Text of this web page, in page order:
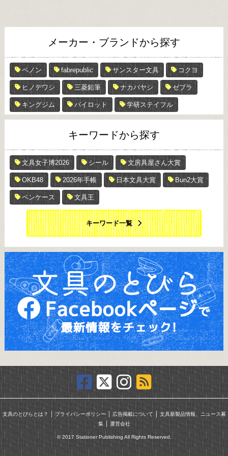
メーカー・ブランドから探す
ペノン fabrepublic サンスター文具 コクヨ
ヒノデワシ 三菱鉛筆 ナカバヤシ ゼブラ
キングジム パイロット 学研ステイフル
キーワードから探す
文具女子博2026 シール 文房具屋さん大賞
OKB48 2026年手帳 日本文具大賞 Bun2大賞
ペンケース 文具王
キーワード一覧
文具のとびらとは？ ｜ プライバシーポリシー｜ 広告掲載について ｜ 文具新製品情報、ニュース募
集｜ 運営会社
© 2017 Stationer Publishing All Rights Reserved.